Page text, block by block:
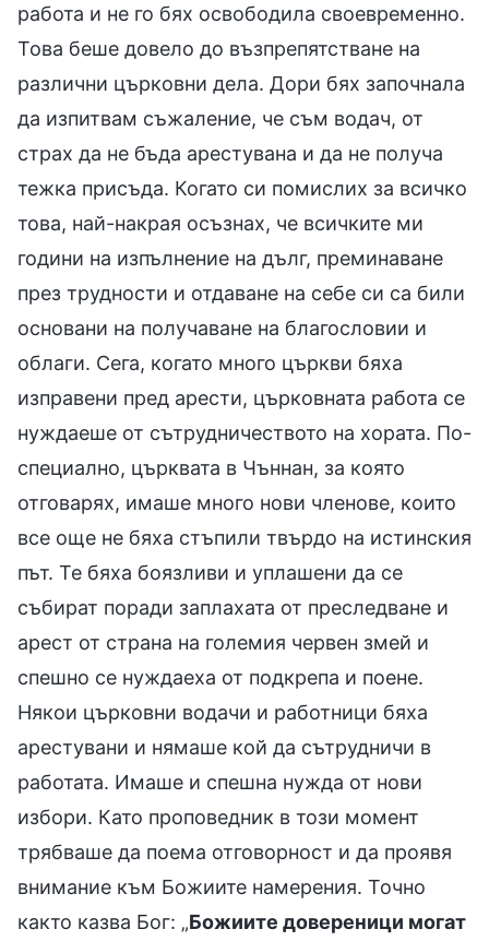
работа и не го бях освободила своевременно.
Това беше довело до възпрепятстване на
различни църковни дела. Дори бях започнала
да изпитвам съжаление, че съм водач, от
страх да не бъда арестувана и да не получа
тежка присъда. Когато си помислих за всичко
това, най-накрая осъзнах, че всичките ми
години на изпълнение на дълг, преминаване
през трудности и отдаване на себе си са били
основани на получаване на благословии и
облаги. Сега, когато много църкви бяха
изправени пред арести, църковната работа се
нуждаеше от сътрудничеството на хората. По-
специално, църквата в Чъннан, за която
отговарях, имаше много нови членове, които
все още не бяха стъпили твърдо на истинския
път. Те бяха боязливи и уплашени да се
събират поради заплахата от преследване и
арест от страна на големия червен змей и
спешно се нуждаеха от подкрепа и поене.
Някои църковни водачи и работници бяха
арестувани и нямаше кой да сътрудничи в
работата. Имаше и спешна нужда от нови
избори. Като проповедник в този момент
трябваше да поема отговорност и да проявя
внимание към Божиите намерения. Точно
както казва Бог: „Божиите довереници могат